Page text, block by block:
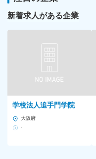
新着求人がある企業
学校法人追手門学院
大阪府
-